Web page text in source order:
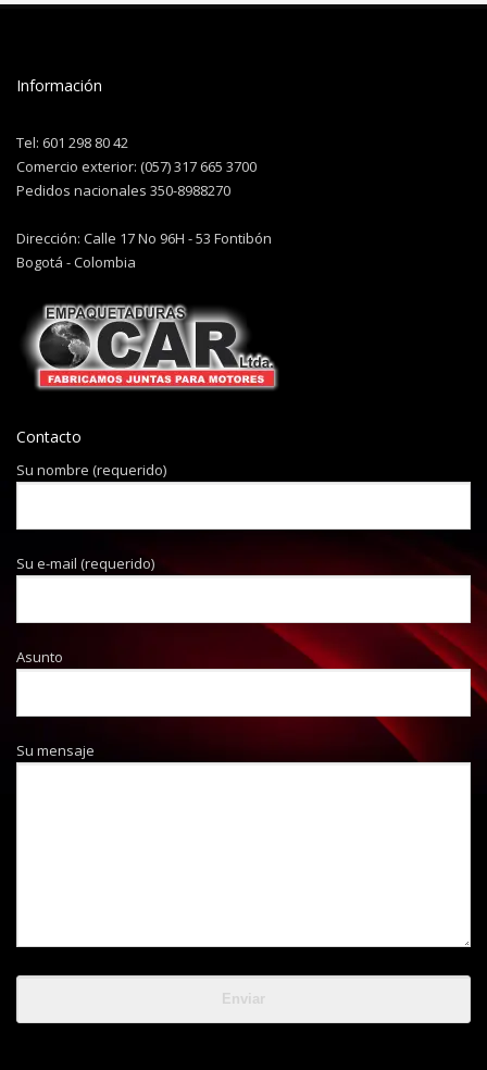
Información
Tel: 601 298 80 42
Comercio exterior: (057) 317 665 3700
Pedidos nacionales 350-8988270
Dirección: Calle 17 No 96H - 53 Fontibón
Bogotá - Colombia
Contacto
Su nombre (requerido)
Su e-mail (requerido)
Asunto
Su mensaje